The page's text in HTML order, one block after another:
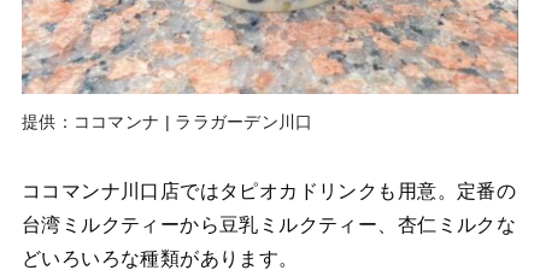
提供：ココマンナ | ララガーデン川口
ココマンナ川口店ではタピオカドリンクも用意。定番の
台湾ミルクティーから豆乳ミルクティー、杏仁ミルクな
どいろいろな種類があります。